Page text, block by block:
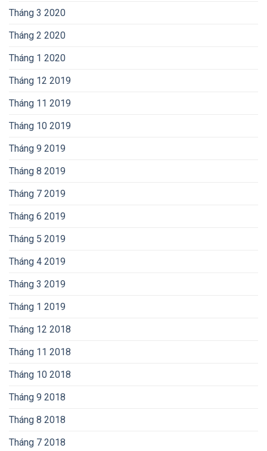
Tháng 3 2020
Tháng 2 2020
Tháng 1 2020
Tháng 12 2019
Tháng 11 2019
Tháng 10 2019
Tháng 9 2019
Tháng 8 2019
Tháng 7 2019
Tháng 6 2019
Tháng 5 2019
Tháng 4 2019
Tháng 3 2019
Tháng 1 2019
Tháng 12 2018
Tháng 11 2018
Tháng 10 2018
Tháng 9 2018
Tháng 8 2018
Tháng 7 2018